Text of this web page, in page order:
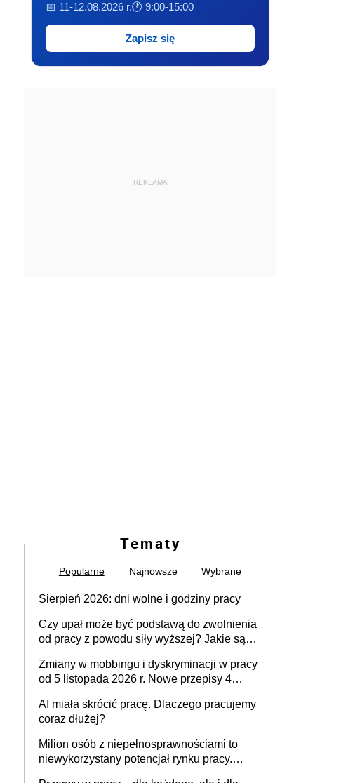
📅 11-12.08.2026 r.🕐 9:00-15:00
Zapisz się
REKLAMA
Tematy
Popularne Najnowsze Wybrane
Sierpień 2026: dni wolne i godziny pracy
Czy upał może być podstawą do zwolnienia
od pracy z powodu siły wyższej? Jakie są
Zmiany w mobbingu i dyskryminacji w pracy
od 5 listopada 2026 r. Nowe przepisy 4
Ustaw
AI miała skrócić pracę. Dlaczego pracujemy
coraz dłużej?
Milion osób z niepełnosprawnościami to
niewykorzystany potencjał rynku pracy.